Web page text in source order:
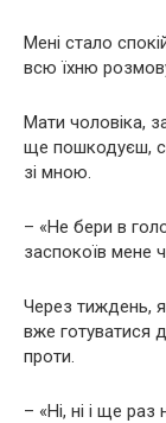
Мені стало
всю їхню
Мати чоловіка,
ще пошкодуєш,
зі мною.
– «Не бери в
заспокоїв мене
Через тиждень,
вже готуватися
проти.
– «Ні, ні і ще